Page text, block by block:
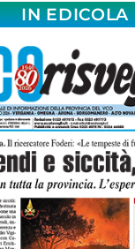
IN EDICOLA